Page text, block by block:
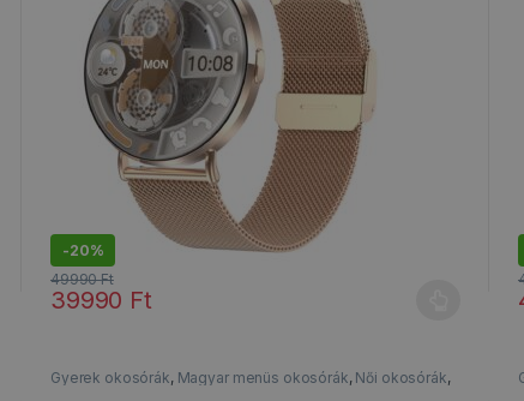
választhatók ki
-20%
39990 Ft
49990Ft
Ennek a terméknek több variációja van. A változatok a
Gyerek okosórák, Magyar menüs okosórák, Női okosórák,
Okosórák
Vízálló okosórák